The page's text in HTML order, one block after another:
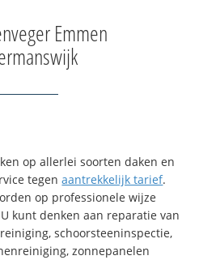
Emmen
op allerlei soorten daken en
tegenaantrekkelijk tarief.
op professionele wijze
kunt denken aan reparatie van
schoorsteeninspectie,
zonnepanelen